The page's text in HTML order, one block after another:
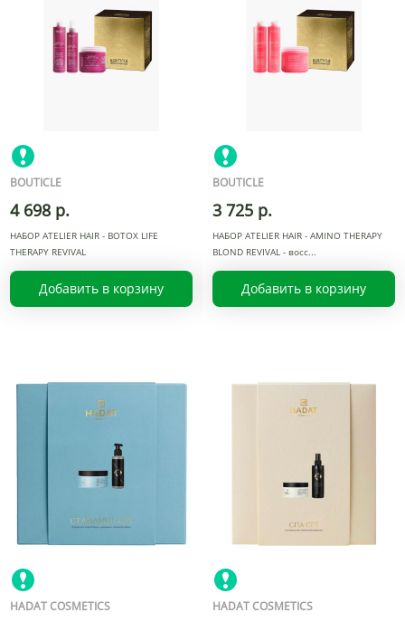
BOUTICLE
4 698 р.
НАБОР ATELIER HAIR - BOTOX LIFE
THERAPY REVIVAL
Добавить в корзину
BOUTICLE
3 725 р.
НАБОР ATELIER HAIR - AMINO THERAPY
BLOND REVIVAL - восс
Добавить в корзину
HADAT COSMETICS HADAT COSMETICS